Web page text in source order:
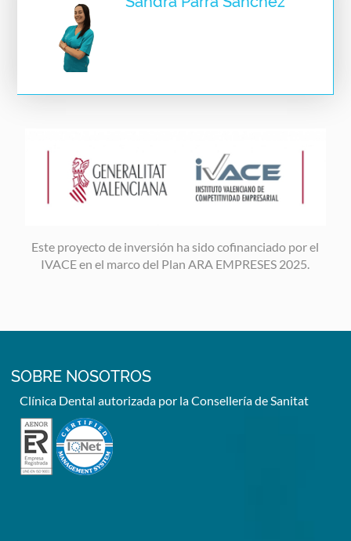
Este proyecto de inversión ha sido cofinanciado por el
IVACE en el marco del Plan ARA EMPRESES 2025.
SOBRE NOSOTROS
Clínica Dental autorizada por la Consellería de Sanitat